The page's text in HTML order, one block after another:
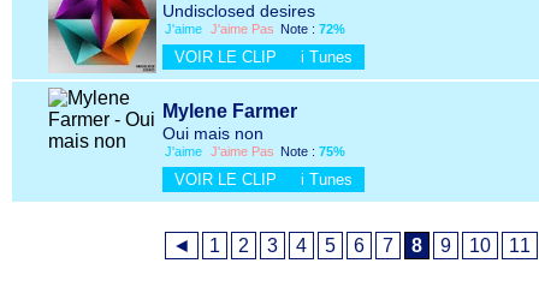
Undisclosed desires
J'aime J'aime Pas Note : 72%
VOIR LE CLIP i Tunes
Mylene Farmer
Oui mais non
J'aime J'aime Pas Note : 75%
VOIR LE CLIP i Tunes
◄ 1 2 3 4 5 6 7 8 9 10 11